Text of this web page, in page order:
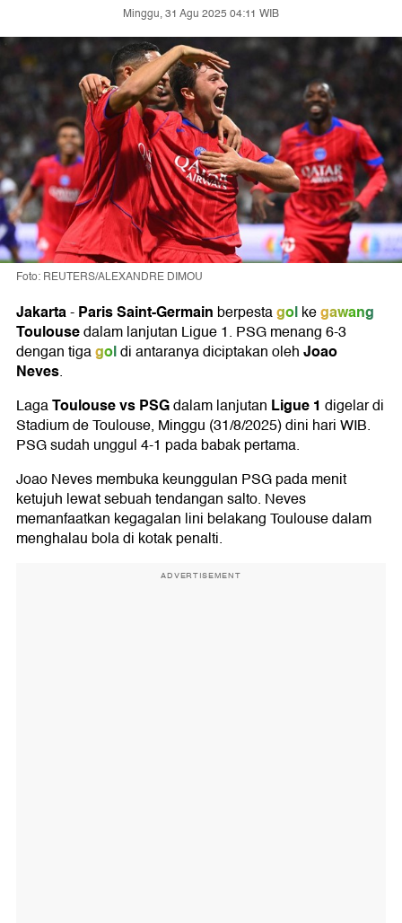
Minggu, 31 Agu 2025 04:11 WIB
Foto: REUTERS/ALEXANDRE DIMOU
Jakarta-Paris Saint-Germain berpestagolkegawang
Toulousedalam lanjutan Ligue 1. PSG menang 6-3
dengan tigagoldi antaranya diciptakan olehJoao
Neves.
LagaToulouse vs PSGdalam lanjutan Ligue 1 digelar di
Stadium de Toulouse, Minggu (31/8/2025) dini hari WIB.
PSG sudah unggul 4-1 pada babak pertama.
Joao Neves membuka keunggulan PSG pada menit
ketujuh lewat sebuah tendangan salto. Neves
memanfaatkan kegagalan lini belakang Toulouse dalam
menghalau bola di kotak penalti.
ADVERTISEMENT